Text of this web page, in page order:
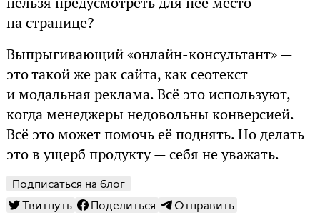
на странице?
Выпрыгивающий «онлайн-консультант» —
это такой же рак сайта, как сеотекст
и модальная реклама. Всё это используют,
когда менеджеры недовольны конверсией.
Всё это может помочь её поднять. Но делать
это в ущерб продукту — себя не уважать.
Подписаться на блог
Твитнуть
Поделиться Отправить